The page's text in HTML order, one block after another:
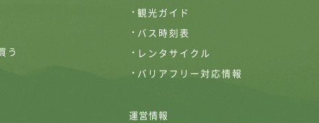
う
観光ガイド
バス時刻表
レンタサイクル
バリアフリー対応情報
運営情報